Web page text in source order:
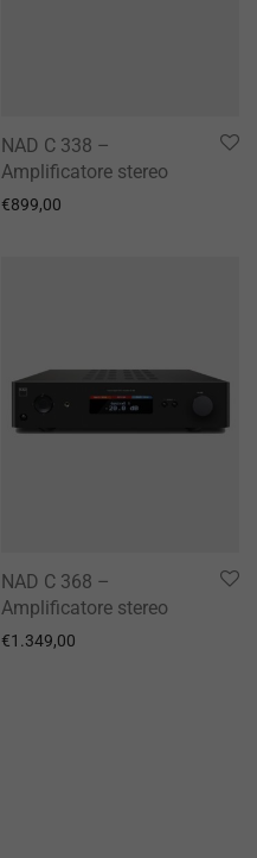
NAD C 338 –
Amplificatore stereo
€899,00
NAD C 368 –
Amplificatore stereo
€1.349,00